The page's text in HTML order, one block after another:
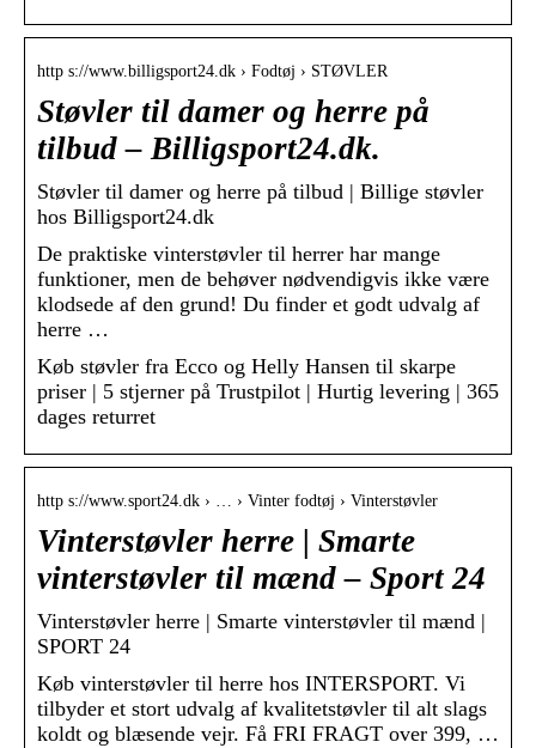
http s://www.billigsport24.dk › Fodtøj › STØVLER
Støvler til damer og herre på
tilbud – Billigsport24.dk.
Støvler til damer og herre på tilbud | Billige støvler
hos Billigsport24.dk
De praktiske vinterstøvler til herrer har mange
funktioner, men de behøver nødvendigvis ikke være
klodsede af den grund! Du finder et godt udvalg af
herre …
Køb støvler fra Ecco og Helly Hansen til skarpe
priser | 5 stjerner på Trustpilot | Hurtig levering | 365
dages returret
http s://www.sport24.dk › … › Vinter fodtøj › Vinterstøvler
Vinterstøvler herre | Smarte
vinterstøvler til mænd – Sport 24
Vinterstøvler herre | Smarte vinterstøvler til mænd |
SPORT 24
Køb vinterstøvler til herre hos INTERSPORT. Vi
tilbyder et stort udvalg af kvalitetstøvler til alt slags
koldt og blæsende vejr. Få FRI FRAGT over 399, …